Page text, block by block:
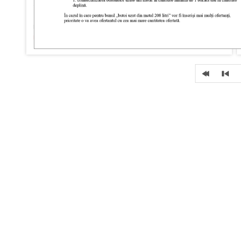
online, на странице www.cet-nord.md, рубрика
потребителей, Отказ от компенсацииили пройдя
по ссылке: